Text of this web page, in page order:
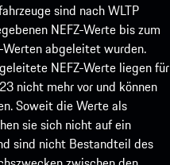
sind nach WLTP
NEFZ-Werte bis zum
abgeleitet wurden.
NEFZ-Werte liegen für
nicht mehr vor und können
Soweit die Werte als
sie sich nicht auf ein
sind nicht Bestandteil des